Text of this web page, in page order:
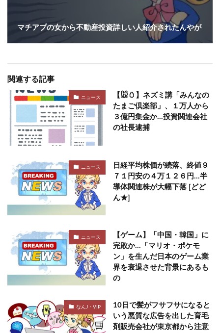
マチアプの女から不動産投資詳しい人紹介されたんやが
関連する記事
ニュース
【🐭🥚】ネズミ講「みんなの
たまご倶楽部」、１万人から
３億円集金か…投資関連会社
の社長逮捕
ニュース
日経平均株価が続落、終値９
７１円安の４万１２６円…半
導体関連株が大幅下落 [どど
ん★]
ニュース
【ゲーム】「中国・韓国」に
完敗か…「マリオ・ポケモ
ン」を生んだ日本のゲーム業
界を衰退させた背景にあるも
の
なんJ・VIP
10日で髪がフサフサになると
いう悪質な広告を出した育毛
剤販売会社が東京都から注意